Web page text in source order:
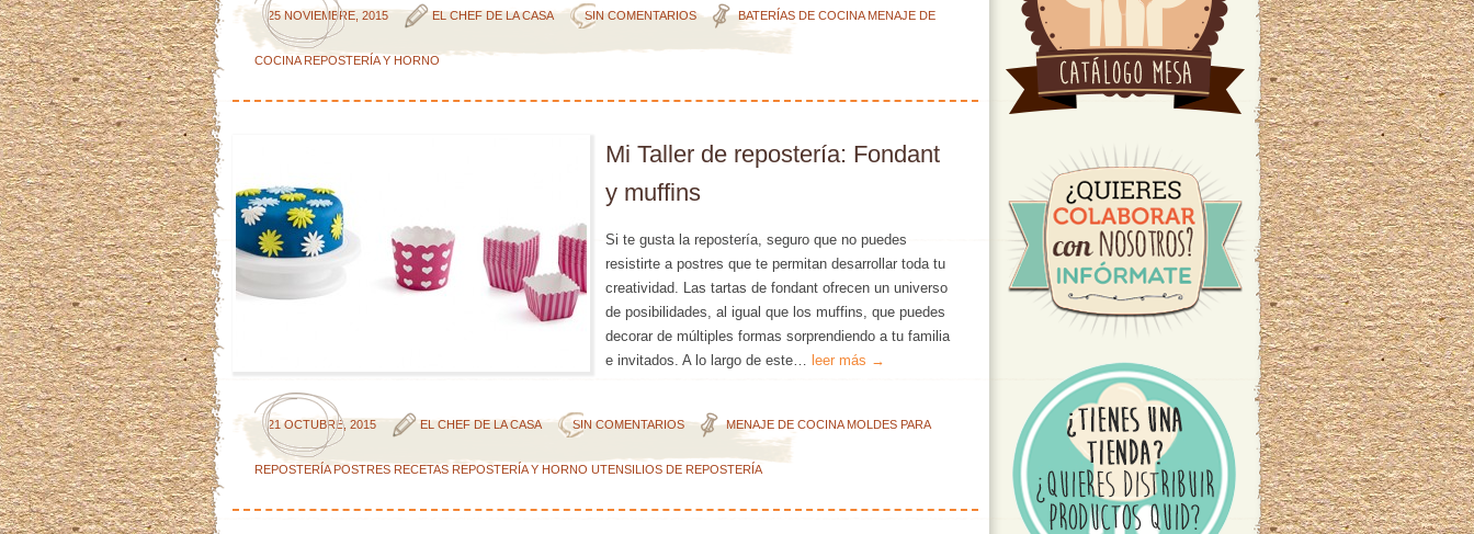
25 NOVIEMBRE, 2015 EL CHEF DE LA CASA SIN COMENTARIOS BATERÍAS DE COCINA MENAJE DE
COCINA REPOSTERÍA Y HORNO
Mi Taller de repostería: Fondant
y muffins
Si te gusta la repostería, seguro que no puedes
resistirte a postres que te permitan desarrollar toda tu
creatividad. Las tartas de fondant ofrecen un universo
de posibilidades, al igual que los muffins, que puedes
decorar de múltiples formas sorprendiendo a tu familia
e invitados. A lo largo de este… leer más →
21 OCTUBRE, 2015 EL CHEF DE LA CASA SIN COMENTARIOS MENAJE DE COCINA MOLDES PARA
REPOSTERÍA POSTRES RECETAS REPOSTERÍA Y HORNO UTENSILIOS DE REPOSTERÍA